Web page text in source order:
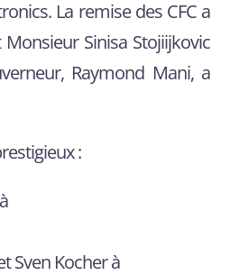
La remise des CFC a
Sinisa Stojiijkovic
Raymond Mani, a
:
Sven Kocher à